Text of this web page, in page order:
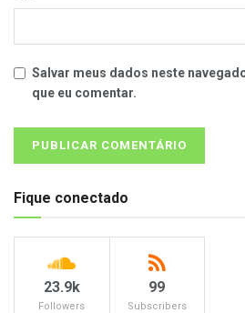
Salvar meus dados neste
que eu comentar.
Fique conectado
23.9k
Followers
99
Subscribers